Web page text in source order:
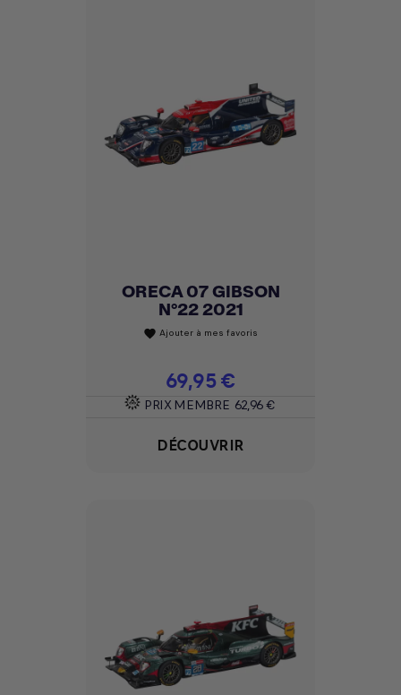
ORECA 07 GIBSON
N°22 2021
favorite Ajouter à mes favoris
Prix
69,95 €
PRIX MEMBRE 62,96 €
DÉCOUVRIR